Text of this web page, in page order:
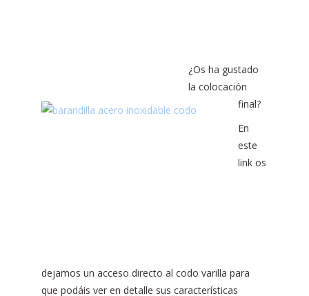
¿Os ha gustado
la colocación
final?
En
este
link os
dejamos un acceso directo al codo varilla para
que podáis ver en detalle sus características